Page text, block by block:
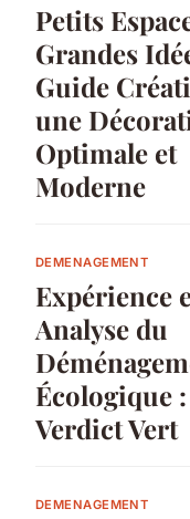
Petits
Grandes
Guide
une
Optimale et
Moderne
DEMENAGEMENT
Expérience
Analyse du
Écologique
Verdict Vert
DEMENAGEMENT